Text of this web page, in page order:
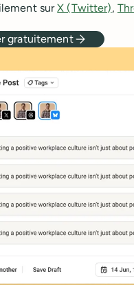
surX (Twitter),
gratuitement